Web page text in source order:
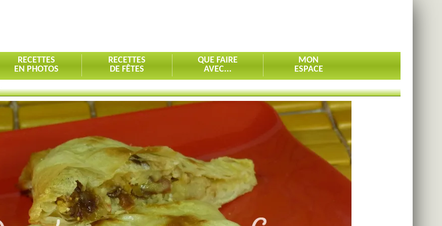
RECETTES
EN PHOTOS
RECETTES
DE FÊTES
QUE FAIRE
AVEC...
MON
ESPACE